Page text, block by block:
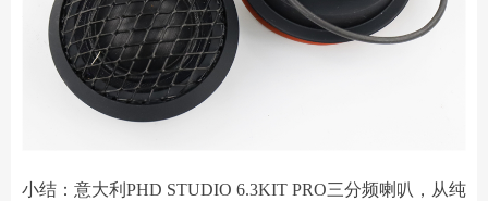
小结：意大利PHD STUDIO 6.3KIT PRO三分频喇叭，从纯